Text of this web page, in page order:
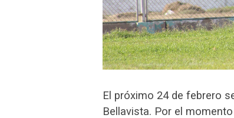
El próximo 24 de febrero
Bellavista. Por el